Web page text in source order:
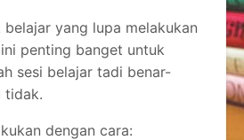
yang lupa melakukan
penting banget untuk
sesi belajar tadi benar-
tidak.
dengan cara: